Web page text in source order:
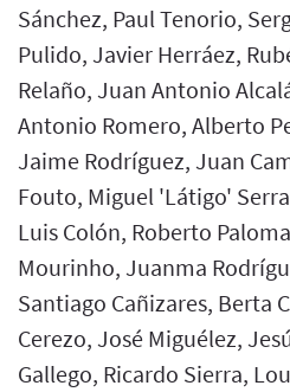
Sánchez, Paul Tenorio,
Pulido, Javier Herráez,
Relaño, Juan Antonio
Antonio Romero, Alberto
Jaime Rodríguez, Juan
Fouto, Miguel 'Látigo'
Luis Colón, Roberto
Mourinho, Juanma
Santiago Cañizares, Berta
Cerezo, José Miguélez,
Gallego, Ricardo Sierra,